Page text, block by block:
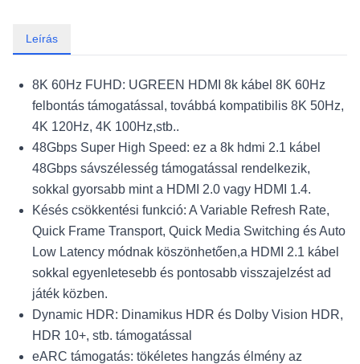
Leírás
8K 60Hz FUHD: UGREEN HDMI 8k kábel 8K 60Hz
felbontás támogatással, továbbá kompatibilis 8K 50Hz,
4K 120Hz, 4K 100Hz,stb..
48Gbps Super High Speed: ez a 8k hdmi 2.1 kábel
48Gbps sávszélesség támogatással rendelkezik,
sokkal gyorsabb mint a HDMI 2.0 vagy HDMI 1.4.
Késés csökkentési funkció: A Variable Refresh Rate,
Quick Frame Transport, Quick Media Switching és Auto
Low Latency módnak köszönhetően,a HDMI 2.1 kábel
sokkal egyenletesebb és pontosabb visszajelzést ad
játék közben.
Dynamic HDR: Dinamikus HDR és Dolby Vision HDR,
HDR 10+, stb. támogatással
eARC támogatás: tökéletes hangzás élmény az